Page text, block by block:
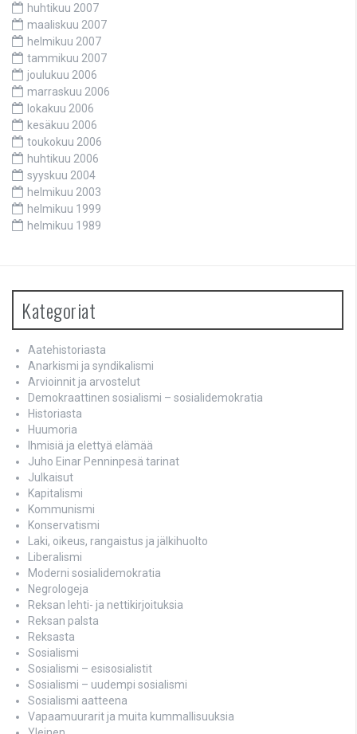
huhtikuu 2007
maaliskuu 2007
helmikuu 2007
tammikuu 2007
joulukuu 2006
marraskuu 2006
lokakuu 2006
kesäkuu 2006
toukokuu 2006
huhtikuu 2006
syyskuu 2004
helmikuu 2003
helmikuu 1999
helmikuu 1989
Kategoriat
Aatehistoriasta
Anarkismi ja syndikalismi
Arvioinnit ja arvostelut
Demokraattinen sosialismi – sosialidemokratia
Historiasta
Huumoria
Ihmisiä ja elettyä elämää
Juho Einar Penninpesä tarinat
Julkaisut
Kapitalismi
Kommunismi
Konservatismi
Laki, oikeus, rangaistus ja jälkihuolto
Liberalismi
Moderni sosialidemokratia
Negrologeja
Reksan lehti- ja nettikirjoituksia
Reksan palsta
Reksasta
Sosialismi
Sosialismi – esisosialistit
Sosialismi – uudempi sosialismi
Sosialismi aatteena
Vapaamuurarit ja muita kummallisuuksia